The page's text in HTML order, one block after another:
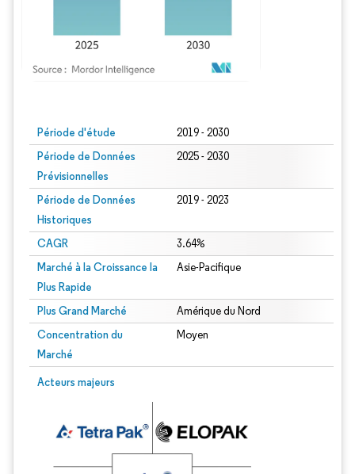
Période d'étude 2019 - 2030
Période de Données
Prévisionnelles
2025 - 2030
Période de Données
Historiques
2019 - 2023
CAGR 3.64%
Marché à la Croissance la
Plus Rapide
Asie-Pacifique
Plus Grand Marché Amérique du Nord
Concentration du
Marché
Moyen
Acteurs majeurs